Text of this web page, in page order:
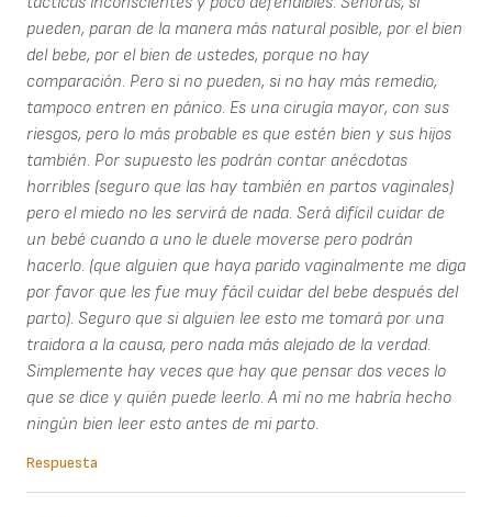
pueden, paran de la manera más natural posible, por el bien
del bebe, por el bien de ustedes, porque no hay
comparación. Pero si no pueden, si no hay más remedio,
tampoco entren en pánico. Es una cirugía mayor, con sus
riesgos, pero lo más probable es que estén bien y sus hijos
también. Por supuesto les podrán contar anécdotas
horribles (seguro que las hay también en partos vaginales)
pero el miedo no les servirá de nada. Será difícil cuidar de
un bebé cuando a uno le duele moverse pero podrán
hacerlo. (que alguien que haya parido vaginalmente me diga
por favor que les fue muy fácil cuidar del bebe después del
parto). Seguro que si alguien lee esto me tomará por una
traidora a la causa, pero nada más alejado de la verdad.
Simplemente hay veces que hay que pensar dos veces lo
que se dice y quién puede leerlo. A mí no me habría hecho
ningún bien leer esto antes de mi parto.
Respuesta